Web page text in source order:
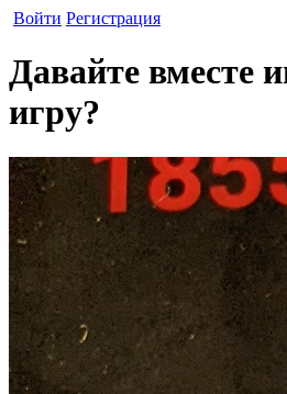
Войти Регистрация
Давайте вместе
игру?